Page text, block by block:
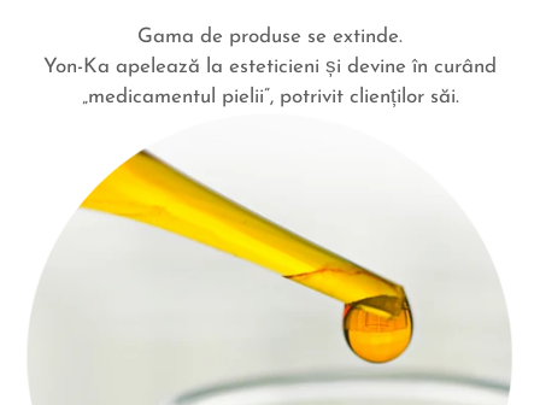
Gama de produse se extinde.
Yon-Ka apelează la esteticieni și devine în curând
„medicamentul pielii”, potrivit clienților săi.